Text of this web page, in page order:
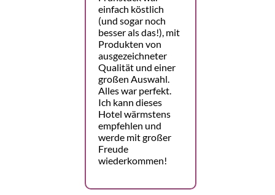
einfach köstlich
(und sogar noch
besser als das!), mit
Produkten von
ausgezeichneter
Qualität und einer
großen Auswahl.
Alles war perfekt.
Ich kann dieses
Hotel wärmstens
empfehlen und
werde mit großer
Freude
wiederkommen!